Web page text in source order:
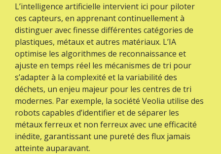
L’intelligence artificielle intervient ici pour piloter
ces capteurs, en apprenant continuellement à
distinguer avec finesse différentes catégories de
plastiques, métaux et autres matériaux. L’IA
optimise les algorithmes de reconnaissance et
ajuste en temps réel les mécanismes de tri pour
s’adapter à la complexité et la variabilité des
déchets, un enjeu majeur pour les centres de tri
modernes. Par exemple, la société Veolia utilise des
robots capables d’identifier et de séparer les
métaux ferreux et non ferreux avec une efficacité
inédite, garantissant une pureté des flux jamais
atteinte auparavant.